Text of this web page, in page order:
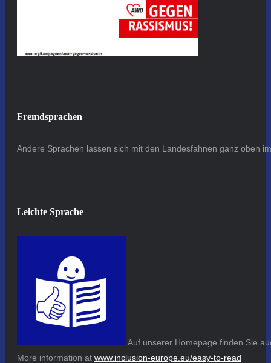
Fremdsprachen
Andere Sprachen lassen sich mit den Landesfahnen ganz oben
Leichte Sprache
Auf unserer Homepage finden Sie
More information at www.inclusion-europe.eu/easy-to-read